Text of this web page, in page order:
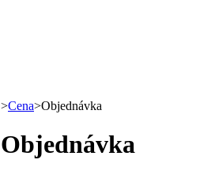
>Cena>Objednávka
Objednávka